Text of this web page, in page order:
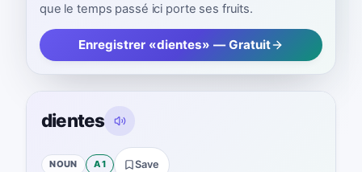
que le temps passé ici porte ses fruits.
Enregistrer «dientes» — Gratuit
dientes
NOUN A1 Save